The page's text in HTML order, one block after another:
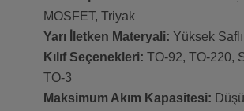
MOSFET, Triyak
Yarı İletken Materyali: Yüksek
Kılıf Seçenekleri: TO-92, TO-220,
TO-3
Maksimum Akım Kapasitesi: